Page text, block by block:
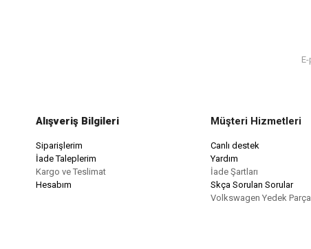
Alışveriş Bilgileri
Siparişlerim
İade Taleplerim
Kargo ve Teslimat
Hesabım
Müşteri Hizmetleri
Canlı destek
Yardım
İade Şartları
Skça Sorulan Sorular
Volkswagen Yedek Parça